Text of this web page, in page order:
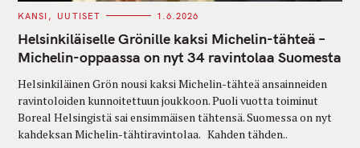
C
T
E
G
O
I
E
S
KANSI UUTISET 1.6.2026
Helsinkiläiselle Grönille kaksi Michelin-tähteä –
Michelin-oppaassa on nyt 34 ravintolaa Suomesta
Helsinkiläinen Grön nousi kaksi Michelin-tähteä ansainneiden
ravintoloiden kunnoitettuun joukkoon. Puoli vuotta toiminut
Boreal Helsingistä sai ensimmäisen tähtensä. Suomessa on nyt
kahdeksan Michelin-tähtiravintolaa. Kahden tähden..